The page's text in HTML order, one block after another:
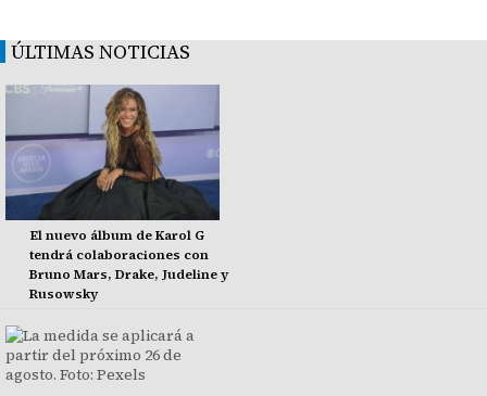
ÚLTIMAS NOTICIAS
El nuevo álbum de Karol G
tendrá colaboraciones con
Bruno Mars, Drake, Judeline y
Rusowsky